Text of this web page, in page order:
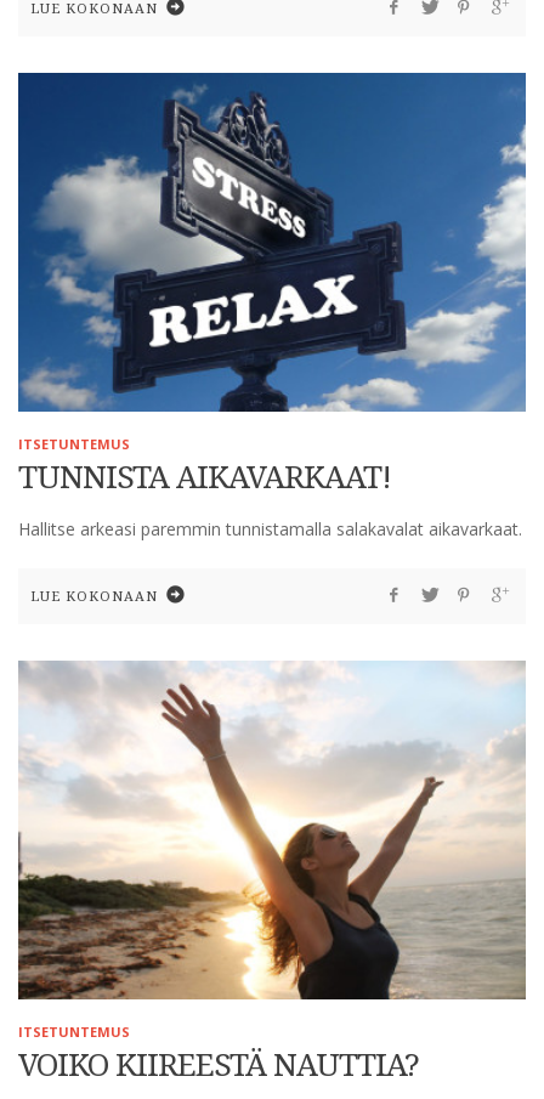
LUE KOKONAAN
ITSETUNTEMUS
TUNNISTA AIKAVARKAAT!
Hallitse arkeasi paremmin tunnistamalla salakavalat aikavarkaat.
LUE KOKONAAN
ITSETUNTEMUS
VOIKO KIIREESTÄ NAUTTIA?